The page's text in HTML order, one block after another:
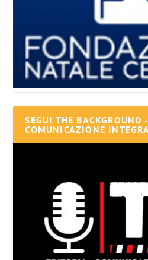
SEGUI THE BACKGROUND
COMUNICAZIONE